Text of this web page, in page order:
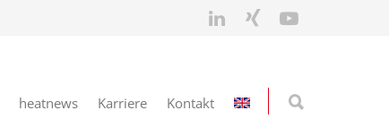
heatnews Karriere Kontakt